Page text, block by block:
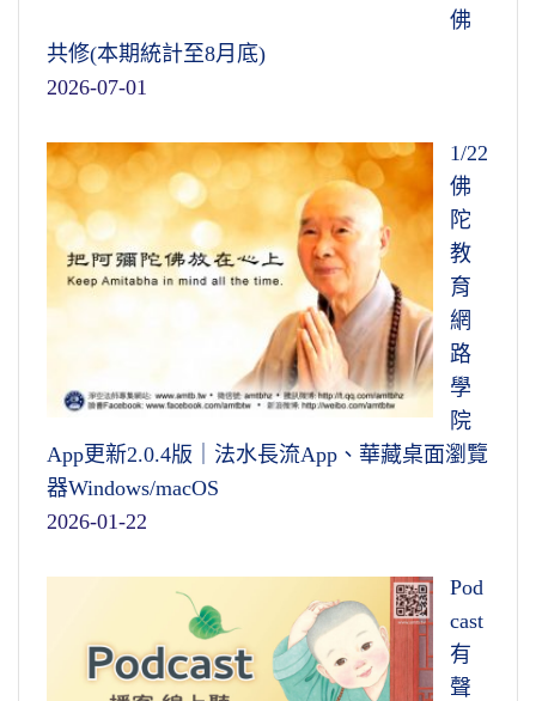
佛
共修(本期統計至8月底)
2026-07-01
1/22
佛
陀
教
育
網
路
學
院
App更新2.0.4版｜法水長流App、華藏桌面瀏覽
器Windows/macOS
2026-01-22
Pod
cast
有
聲